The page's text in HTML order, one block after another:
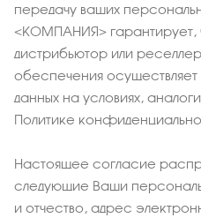
передачу ваших
<КОМПАНИЯ> гарантирует,
дистрибьютор или
обеспечения
данных на условиях,
Политике
Настоящее согласие
следующие Ваши
и отчество, адрес